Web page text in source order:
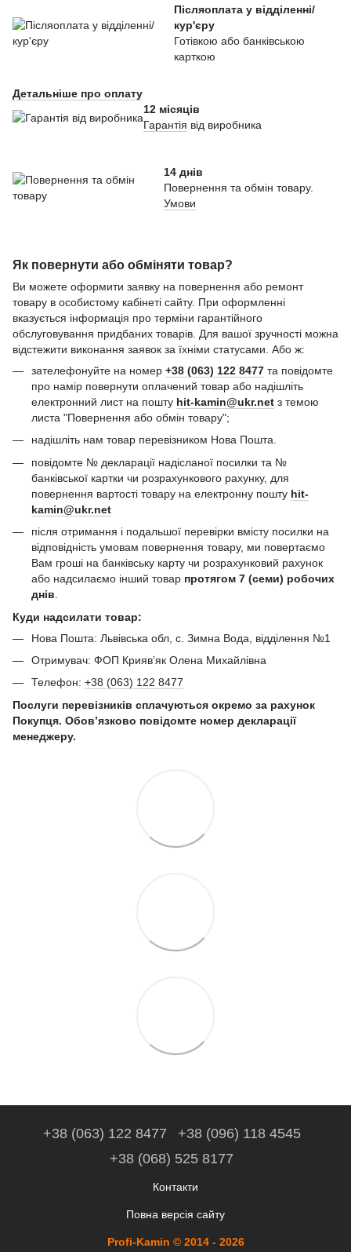
Післяоплата у відділенні/
кур'єру
Готівкою або банківською
карткою
Детальніше про оплату
12 місяців
Гарантія від виробника
14 днів
Повернення та обмін товару.
Умови
Як повернути або обміняти товар?
Ви можете оформити заявку на повернення або ремонт
товару в особистому кабінеті сайту. При оформленні
вказується інформація про терміни гарантійного
обслуговування придбаних товарів. Для вашої зручності можна
відстежити виконання заявок за їхніми статусами. Або ж:
зателефонуйте на номер +38 (063) 122 8477 та повідомте
про намір повернути оплачений товар або надішліть
електронний лист на пошту hit-kamin@ukr.net з темою
листа "Повернення або обмін товару";
надішліть нам товар перевізником Нова Пошта.
повідомте № декларації надісланої посилки та №
банківської картки чи розрахункового рахунку, для
повернення вартості товару на електронну пошту hit-
kamin@ukr.net
після отримання і подальшої перевірки вмісту посилки на
відповідність умовам повернення товару, ми повертаємо
Вам гроші на банківську карту чи розрахунковий рахунок
або надсилаємо інший товар протягом 7 (семи) робочих
днів
Куди надсилати товар:
Нова Пошта: Львівська обл, с. Зимна Вода, відділення №1
Отримувач: ФОП Криявʼяк Олена Михайлівна
Телефон: +38 (063) 122 8477
Послуги перевізників сплачуються окремо за рахунок
Покупця. Обов’язково повідомте номер декларації
менеджеру.
+38 (063) 122 8477
+38 (096) 118 4545
+38 (068) 525 8177
Контакти
Повна версія сайту
Profi-Kamin © 2014 - 2026